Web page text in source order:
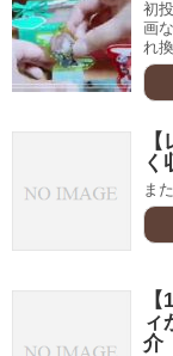
初
画
れ
く
ま
ィ
介